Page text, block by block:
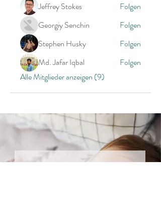
Jeffrey Stokes
Folgen
Georgiy Senchin
Folgen
Stephen Husky
Folgen
Md. Jafar Iqbal
Folgen
Alle Mitglieder anzeigen (9)